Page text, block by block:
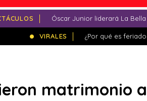
Óscar Junior liderará La
VIRALES ¿Por qué es
matrimonio